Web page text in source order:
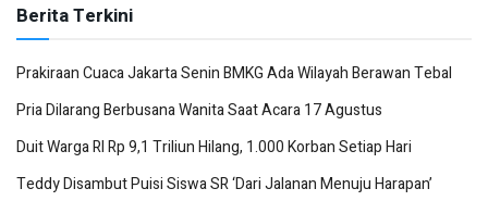
Berita Terkini
Prakiraan Cuaca Jakarta Senin BMKG Ada Wilayah Berawan Tebal
Pria Dilarang Berbusana Wanita Saat Acara 17 Agustus
Duit Warga RI Rp 9,1 Triliun Hilang, 1.000 Korban Setiap Hari
Teddy Disambut Puisi Siswa SR ‘Dari Jalanan Menuju Harapan’